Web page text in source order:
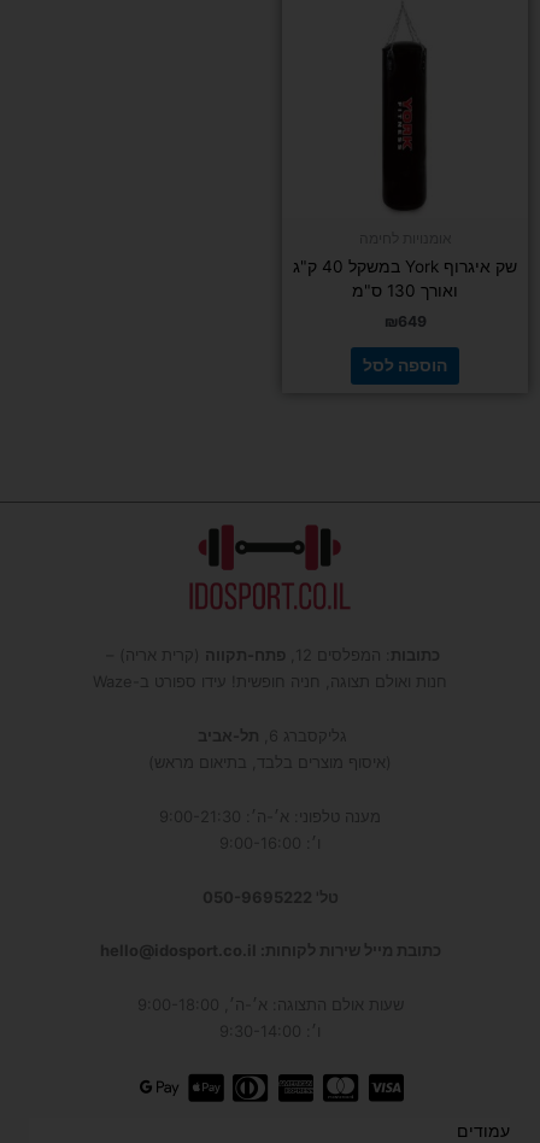
שק איגרוף York במשקל 40 ק"ג
ואורך 130 ס"מ
₪649
הוספה לסל
כתובות : המפלסים 12, פתח-תקווה (קרית אריה) –
חנות ואולם תצוגה, חניה חופשית! עידו ספורט ב-Waze
גליקסברג 6,
תל-אביב
(איסוף מוצרים בלבד, בתיאום מראש)
מענה טלפוני: א׳-ה׳: 9:00-21:30
ו׳: 9:00-16:00
טל' 050-9695222
כתובת מייל שירות לקוחות: hello@idosport.co.il
שעות אולם התצוגה: א׳-ה׳, 9:00-18:00
ו׳: 9:30-14:00
עמודים